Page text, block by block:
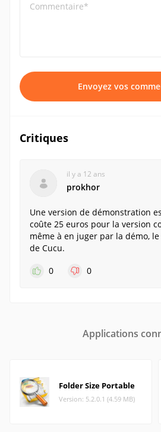
Commentaire*
Envoyez vos
Critiques
il y a 12 ans
prokhor
Une version de démonstration
coûte 25 euros pour la version
même à en juger par la démo,
de Cucu.
0
0
Applications
Folder Size Portable
Version: 5.2.0.1 (4.59 MB)